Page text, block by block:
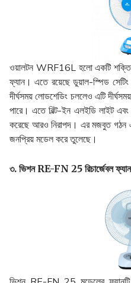
ওয়ালটন WRF16L হলো একটি
ফ্যান। এতে রয়েছে ডুয়াল-স্পিড
দীর্ঘসময় লোডশেডিং চললেও এটি
পারে। এতে বিল্ট-ইন এলইডি লাইট এবং
করেছে আরও নিরাপদ। এর মজবুত গঠন
জনপ্রিয় মডেল করে তুলেছে।
৩. ভিশন RE-FN 25 রিচার্জেবল ফ্যান